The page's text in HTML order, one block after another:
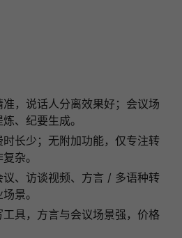
，说话人分离效果好；会议场
、纪要生成。
长少；无附加功能，仅专注转
杂。
、访谈视频、方言 / 多语种转
景。
具，方言与会议场景强，价格